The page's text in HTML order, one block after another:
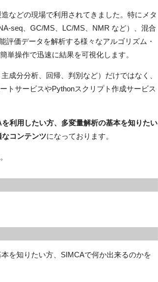
などの現場で利用されてきました。特にメタ
seq、GC/MS、LC/MS、NMR など）、混合
価データを解析する様々なアルゴリズム・
単操作で迅速に結果を可視化します。
成分分析、回帰、判別など）だけではなく、
トサービスやPythonスクリプト作成サービス
利用したい方、多変量解析の基本を知りたい
コンテンツになっております。
を知りたい方、SIMCAで何か出来るのかを